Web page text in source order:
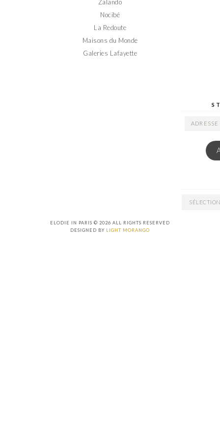
Zalando
Nocibé
La Redoute
Maisons du Monde
Galeries Lafayette
ADRESSE
ARCHIVES
ELODIE IN PARIS © 2026 ALL RIGHTS RESERVED
DESIGNED BY LIGHT MORANGO